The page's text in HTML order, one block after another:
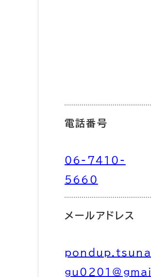
電話番号
06-7410-
5660
メールアドレス
pondup.tsuna
gu0201@gmai